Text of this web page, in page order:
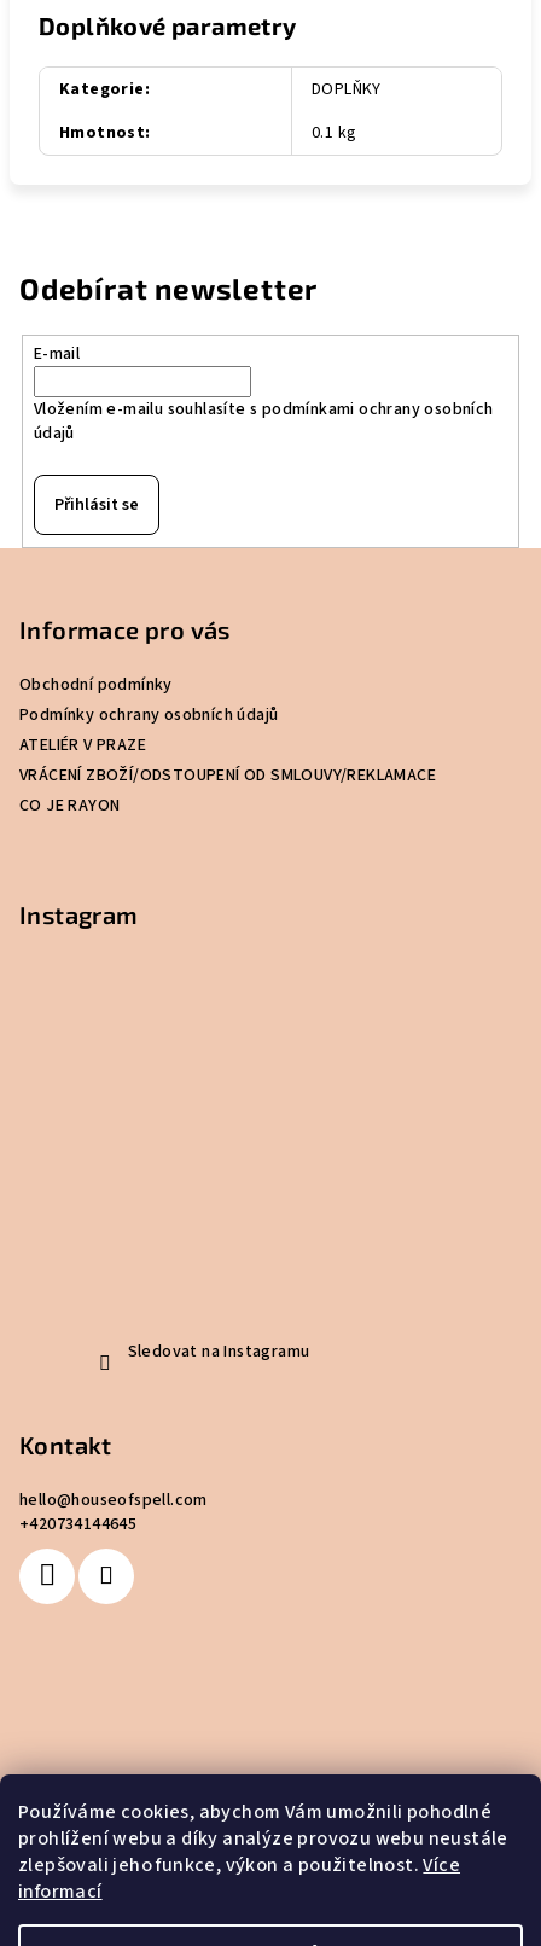
Používáme cookies, abychom Vám umožnili pohodlné
prohlížení webu a díky analýze provozu webu neustále
zlepšovali jeho funkce, výkon a použitelnost.Více
informací
Doplňkové parametry
Kategorie:
DOPLŇKY
Hmotnost: 0.1 kg
Odebírat newsletter
E-mail
Vložením e-mailu souhlasíte s podmínkami ochrany osobních
údajů
Přihlásit se
Informace pro vás
Obchodní podmínky
Podmínky ochrany osobních údajů
ATELIÉR V PRAZE
VRÁCENÍ ZBOŽÍ/ODSTOUPENÍ OD SMLOUVY/REKLAMACE
CO JE RAYON
Instagram
Sledovat na Instagramu
Kontakt
hello@houseofspell.com
+420734144645